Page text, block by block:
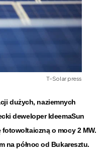
T-Solar press
dużych, naziemnych
deweloper IdeemaSun
fotowoltaiczną o mocy 2 MW.
na północ od Bukaresztu.